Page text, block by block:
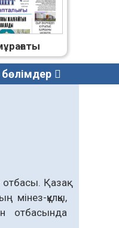
Қазақ
мінез-құлқы,
отбасында